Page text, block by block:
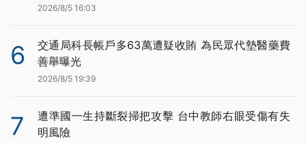
2026/8/5 16:03
6
交通局科長帳戶多63萬遭疑收賄 為民眾代墊醫藥費
善舉曝光
2026/8/5 19:39
7
遭準國一生持斷裂掃把攻擊 台中教師右眼受傷有失
明風險